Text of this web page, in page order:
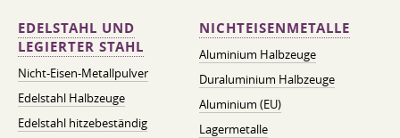
EDELSTAHL UND
LEGIERTER STAHL
Nicht-Eisen-Metallpulver
Edelstahl Halbzeuge
Edelstahl hitzebeständig
NICHTEISENMETALLE
Aluminium Halbzeuge
Duraluminium Halbzeuge
Aluminium (EU)
Lagermetalle